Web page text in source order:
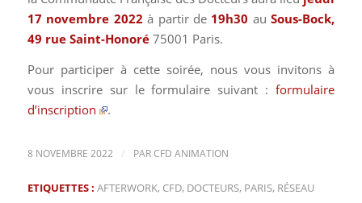
17 novembre 2022à partir de 19h30 auSous-Bock,
49 rue Saint-Honoré75001 Paris.
Pour participer à cette soirée, nous vous invitons à
vous inscrire sur le formulaire suivant :formulaire
d’inscription
.
8 NOVEMBRE 2022 / PARCFD ANIMATION
ETIQUETTES : AFTERWORK, CFD, DOCTEURS, PARIS, RÉSEAU